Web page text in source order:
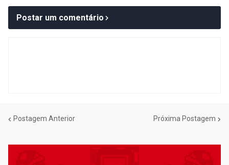
Postar um comentário
Postagem Anterior Próxima Postagem